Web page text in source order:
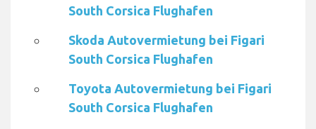
South Corsica Flughafen
Skoda Autovermietung bei Figari
South Corsica Flughafen
Toyota Autovermietung bei Figari
South Corsica Flughafen